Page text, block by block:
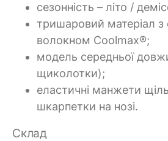
сезонність – літо /
тришаровий матеріал з
волокном Coolmax®;
модель середньої
щиколотки);
еластичні манжети
шкарпетки на нозі.
Склад